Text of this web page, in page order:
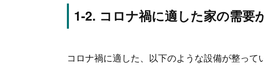
コロナ禍に適した家の需要
コロナ禍に適した、以下のような設備が整って